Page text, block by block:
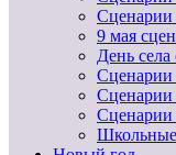
Сценарии
9 мая
День
Сценарии
Сценарии
Сценарии